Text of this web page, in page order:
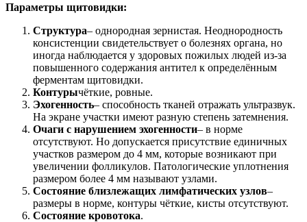
Параметры щитовидки:
Структура– однородная зернистая. Неоднородность
консистенции свидетельствует о болезнях органа, но
иногда наблюдается у здоровых пожилых людей из-за
повышенного содержания антител к определённым
ферментам щитовидки.
Контурычёткие, ровные.
Эхогенность– способность тканей отражать ультразвук.
На экране участки имеют разную степень затемнения.
Очаги с нарушением эхогенности– в норме
отсутствуют. Но допускается присутствие единичных
участков размером до 4 мм, которые возникают при
увеличении фолликулов. Патологические уплотнения
размером более 4 мм называют узлами.
Состояние близлежащих лимфатических узлов–
размеры в норме, контуры чёткие, кисты отсутствуют.
Состояние кровотока.